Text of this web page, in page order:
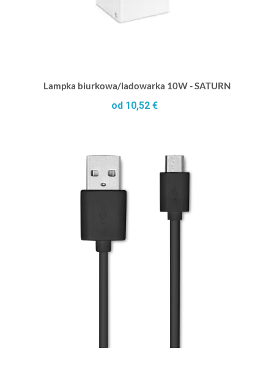
Lampka biurkowa/ladowarka 10W - SATURN
od 10,52 €